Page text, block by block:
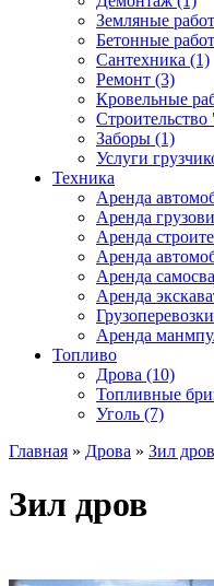
Земляные
Бетонные
Сантехника (1)
Ремонт (3)
Кровельные
Заборы (1)
Услуги
Техника
Аренда
Аренда
Аренда
Аренда
Аренда
Аренда
Аренда
Топливо
Дрова (10)
Топливные
Уголь (7)
Главная » Дрова » Зил дров
Зил дров